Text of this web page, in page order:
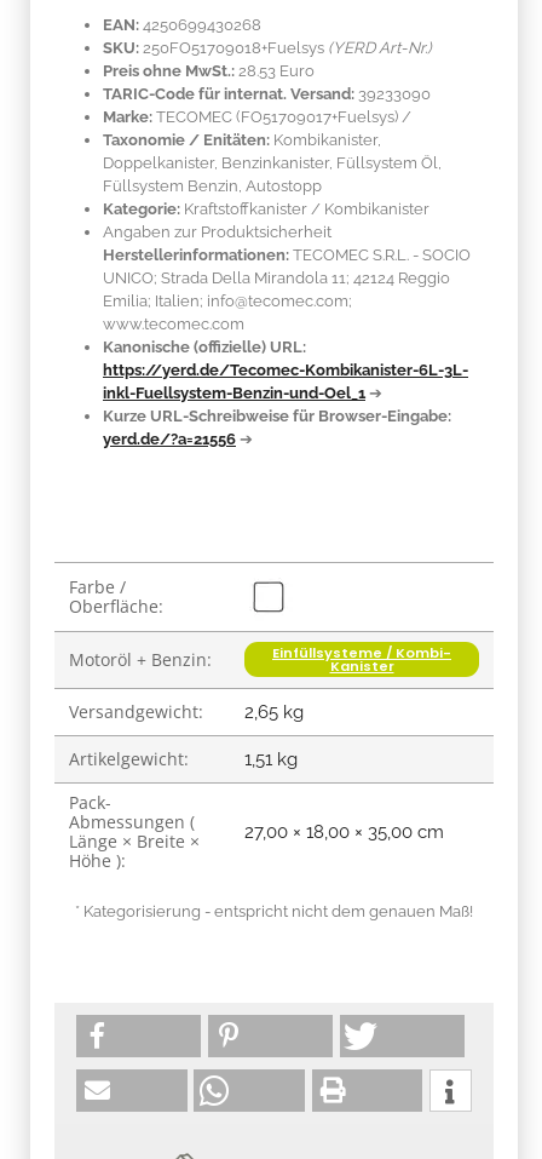
EAN: 4250699430268
SKU: 250FO51709018+Fuelsys (YERD Art-Nr.)
Preis ohne MwSt.: 28.53 Euro
TARIC-Code für internat. Versand: 39233090
Marke: TECOMEC (FO51709017+Fuelsys) /
Taxonomie / Enitäten: Kombikanister,
Doppelkanister, Benzinkanister, Füllsystem Öl,
Füllsystem Benzin, Autostopp
Kategorie: Kraftstoffkanister / Kombikanister
Angaben zur Produktsicherheit
Herstellerinformationen: TECOMEC S.R.L. - SOCIO
UNICO; Strada Della Mirandola 11; 42124 Reggio
Emilia; Italien; info@tecomec.com;
www.tecomec.com
Kanonische (offizielle) URL:
https://yerd.de/Tecomec-Kombikanister-6L-3L-
inkl-Fuellsystem-Benzin-und-Oel_1 ➔
Kurze URL-Schreibweise für Browser-Eingabe:
yerd.de/?a=21556 ➔
Produkteigenschaft
Wert
Farbe /
Oberfläche:
Motoröl + Benzin: Einfüllsysteme / Kombi-
Kanister
Versandgewicht: 2,65 kg
Artikelgewicht: 1,51 kg
Pack-
Abmessungen (
Länge × Breite ×
Höhe ):
27,00 × 18,00 × 35,00 cm
* Kategorisierung - entspricht nicht dem genauen Maß!